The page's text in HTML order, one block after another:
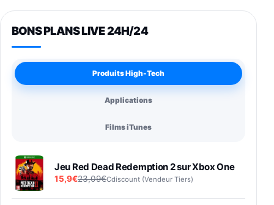
BONS PLANS LIVE 24H/24
Produits High-Tech
Applications
Films iTunes
Jeu Red Dead Redemption 2 sur Xbox One
15,9€23,09€Cdiscount (Vendeur Tiers)